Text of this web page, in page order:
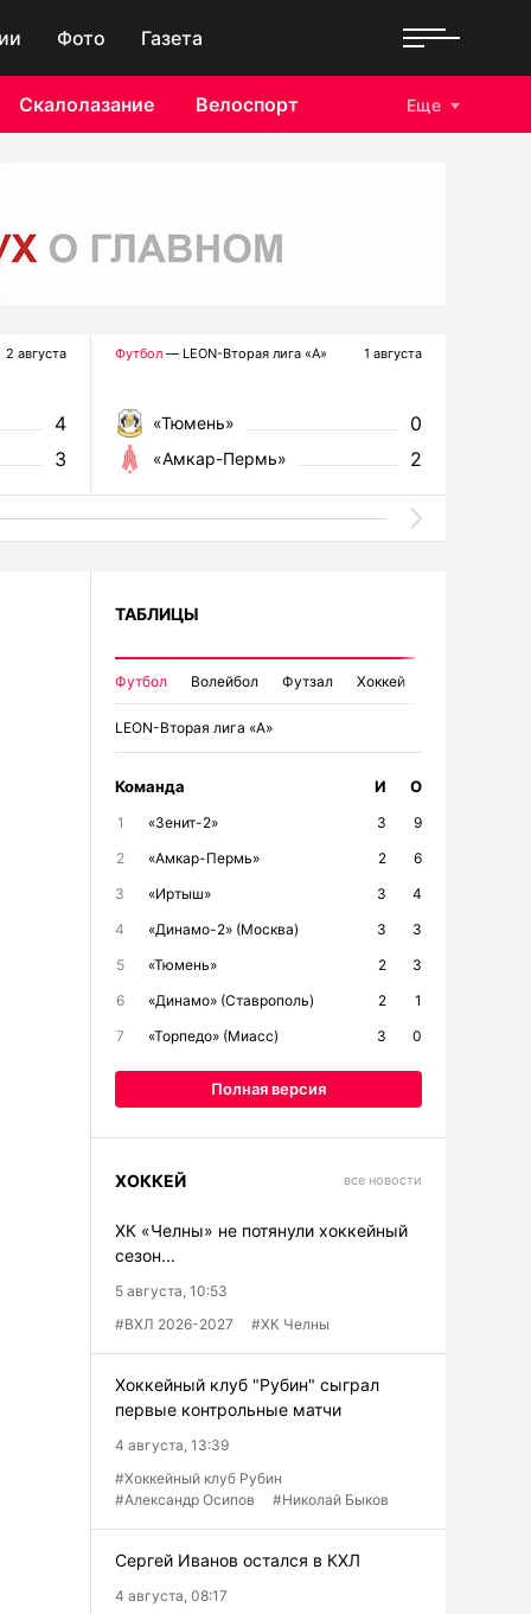
Фото Газета
Скалолазание Велоспорт Еще
2 августа
4
3
Футбол— LEON-Вторая лига «А» 1 августа
«Тюмень» 0
«Амкар-Пермь» 2
ТАБЛИЦЫ
Футбол Волейбол Футзал Хоккей
LEON-Вторая лига «А»
Команда И О
1 «Зенит-2» 3
9
2
«Амкар-Пермь» 2
6
3
«Иртыш» 3
4
4
«Динамо-2» (Москва) 3
3
5
«Тюмень» 2
3
6
«Динамо» (Ставрополь) 2
1
7
«Торпедо» (Миасс) 3 0
Полная версия
ХОККЕЙ все новости
ХК «Челны» не потянули хоккейный
сезон...
5 августа, 10:53
#ВХЛ 2026-2027
#ХК Челны
Хоккейный клуб "Рубин" сыграл
первые контрольные матчи
4 августа, 13:39
#Хоккейный клуб Рубин
#Александр Осипов
#Николай Быков
Сергей Иванов остался в КХЛ
4 августа, 08:17